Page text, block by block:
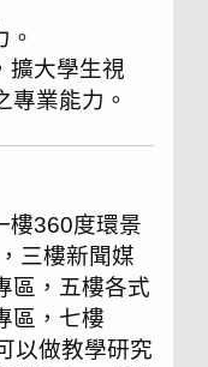
擴大學生視
專業能力。
樓360度環景
三樓新聞媒
區，五樓各式
區，七樓
以做教學研究